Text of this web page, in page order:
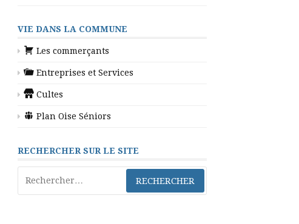
VIE DANS LA COMMUNE
Les commerçants
Entreprises et Services
Cultes
Plan Oise Séniors
RECHERCHER SUR LE SITE